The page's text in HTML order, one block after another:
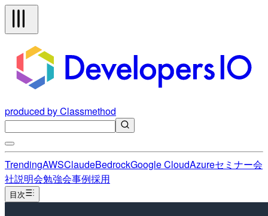
produced by Classmethod
TrendingAWSClaudeBedrockGoogle CloudAzureセミナー会
社説明会勉強会事例採用
目次